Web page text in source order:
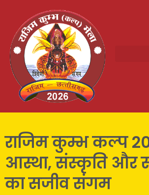
राजिम कुम्भ कल्प
आस्था, संस्कृति और
का सजीव संगम